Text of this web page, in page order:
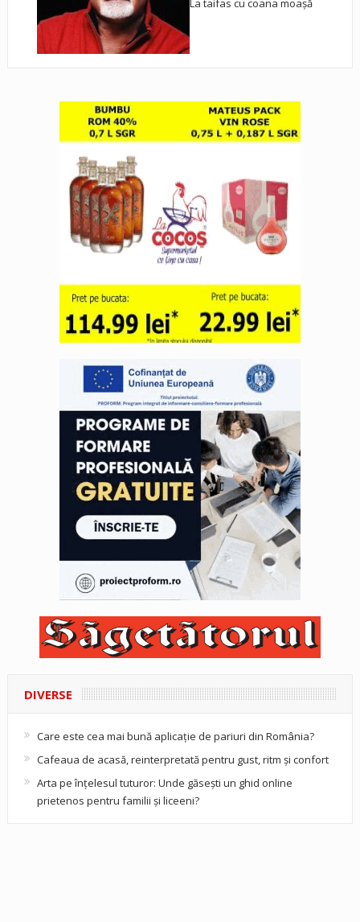
La taifas cu coana moașă
DIVERSE
Care este cea mai bună aplicație de pariuri din România?
Cafeaua de acasă, reinterpretată pentru gust, ritm și confort
Arta pe înțelesul tuturor: Unde găsești un ghid online
prietenos pentru familii și liceeni?